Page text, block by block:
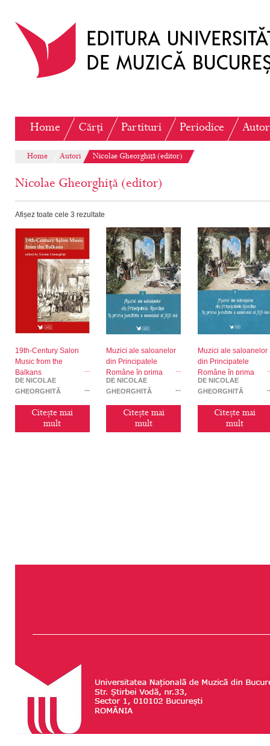
Home Cărți Partituri Periodice
Home Autori Nicolae Gheorghiță (editor)
Nicolae Gheorghiță (editor)
Afișez toate cele 3 rezultate
19th-Century Salon
Music from the
Balkans
DE NICOLAE
GHEORGHIȚĂ
Citește mai
mult
Muzici ale saloanelor
din Principatele
Române în prima
jumătate a secolului al
XIX-lea (vol. I)
DE NICOLAE
GHEORGHIȚĂ
Citește mai
mult
Muzici ale saloanelor
din Principatele
Române în prima
jumătate a secolului
XIX-lea (vol. II)
DE NICOLAE
GHEORGHIȚĂ
Citește mai
mult